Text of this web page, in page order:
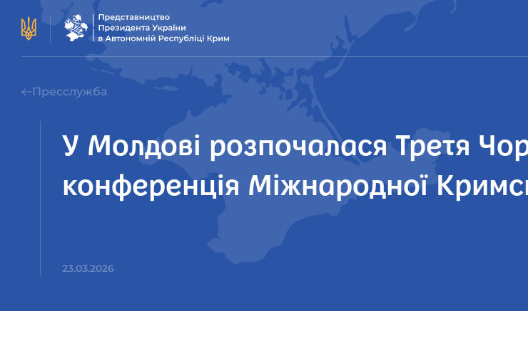
Пресслужба
У Молдові розпочалася Третя
конференція Міжнародної
23.03.2026